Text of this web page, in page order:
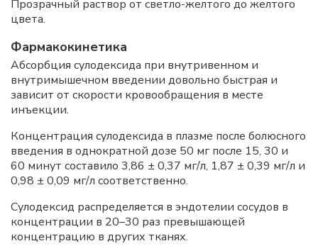
Прозрачный раствор от светло-желтого до желтого
цвета.
Фармакокинетика
Абсорбция сулодексида при внутривенном и
внутримышечном введении довольно быстрая и
зависит от скорости кровообращения в месте
инъекции.
Концентрация сулодексида в плазме после болюсного
введения в однократной дозе 50 мг после 15, 30 и
60 минут составило 3,86 ± 0,37 мг/л, 1,87 ± 0,39 мг/л и
0,98 ± 0,09 мг/л соответственно.
Сулодексид распределяется в эндотелии сосудов в
концентрации в 20–30 раз превышающей
концентрацию в других тканях.